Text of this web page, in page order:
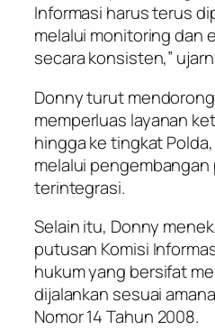
Informasi harus terus
melalui monitoring dan
secara konsisten,”
Donny turut
memperluas layanan
hingga ke tingkat
melalui
terintegrasi.
Selain itu, Donny
putusan Komisi
hukum yang bersifat
dijalankan sesuai
Nomor 14 Tahun 2008.